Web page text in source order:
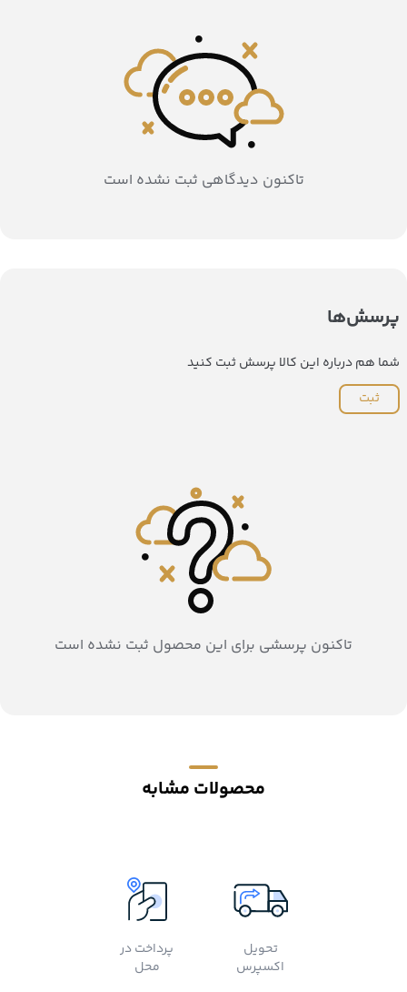
تاکنون دیدگاهی ثبت نشده است
پرسش‌ها
شما هم درباره این کالا پرسش ثبت کنید
ثبت
تاکنون پرسشی برای این محصول ثبت نشده است
محصولات مشابه
تحویل
اکسپرس
پرداخت در
محل